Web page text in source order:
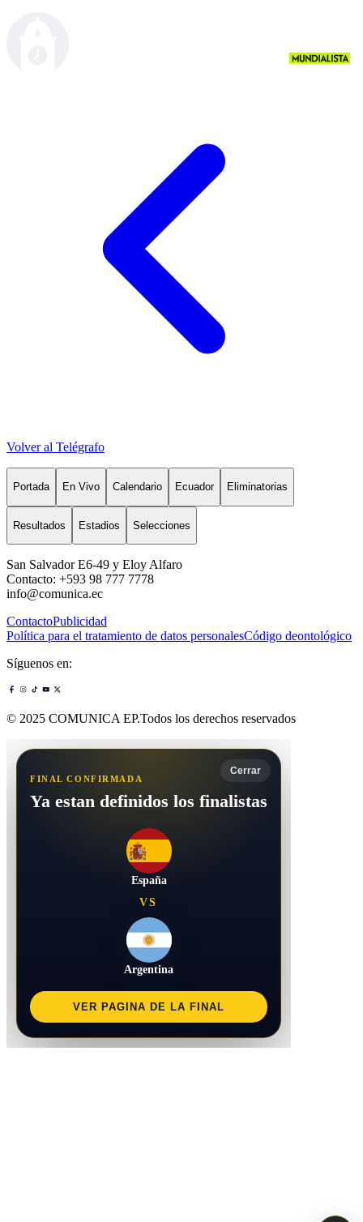
Volver al Telégrafo
Portada En Vivo Calendario Ecuador Eliminatorias
Resultados Estadios Selecciones
San Salvador E6-49 y Eloy Alfaro
Contacto: +593 98 777 7778
info@comunica.ec
ContactoPublicidad
Política para el tratamiento de datos personalesCódigo deontológico
Síguenos en:
© 2025 COMUNICA EP.Todos los derechos reservados
Cerrar
FINAL CONFIRMADA
Ya estan definidos los finalistas
España
VS
Argentina
VER PAGINA DE LA FINAL